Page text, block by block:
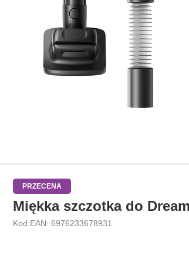
PRZECENA
Miękka szczotka do
Kod EAN: 6976233678931